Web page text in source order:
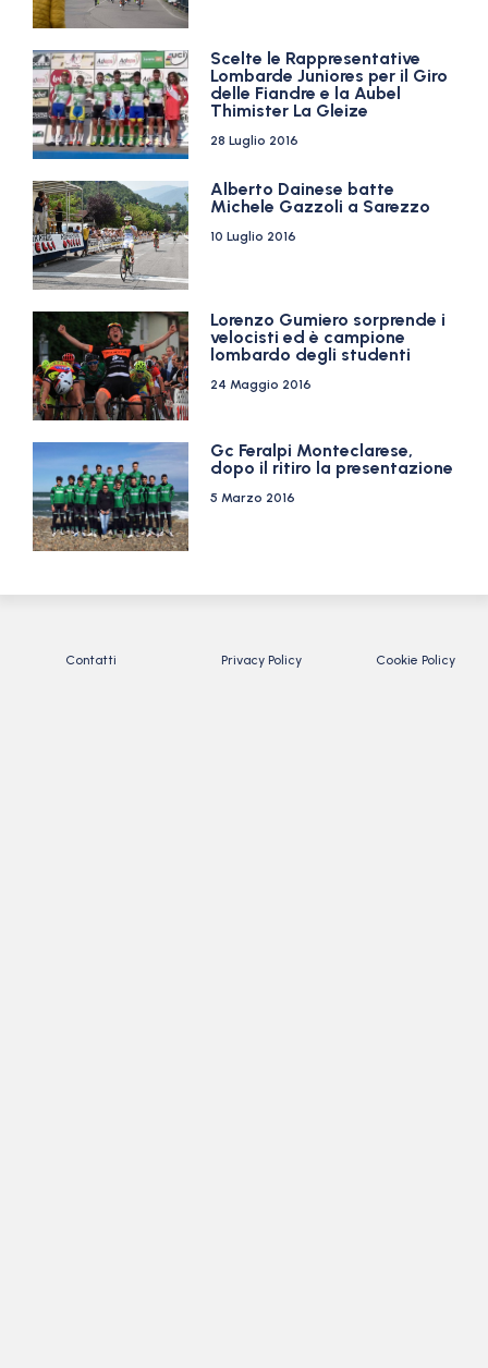
Scelte le Rappresentative
Lombarde Juniores per il Giro
delle Fiandre e la Aubel
Thimister La Gleize
28 Luglio 2016
Alberto Dainese batte
Michele Gazzoli a Sarezzo
10 Luglio 2016
Lorenzo Gumiero sorprende i
velocisti ed è campione
lombardo degli studenti
24 Maggio 2016
Gc Feralpi Monteclarese,
dopo il ritiro la presentazione
5 Marzo 2016
Contatti Privacy Policy Cookie Policy